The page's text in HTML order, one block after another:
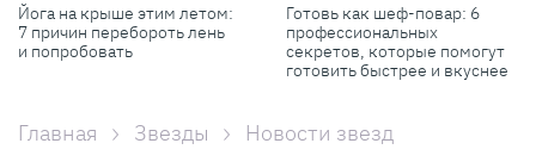
Йога на крыше этим летом:
7 причин перебороть лень
и попробовать
Готовь как шеф-повар: 6
профессиональных
секретов, которые помогут
готовить быстрее и вкуснее
Главная Звезды Новости звезд